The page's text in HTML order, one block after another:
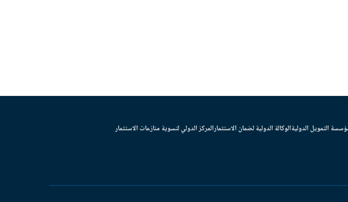
التمويل الدوليةالوكالة الدولية لضمان الاستثمارالمركز الدولي لتسوية منازعات الاستثمار